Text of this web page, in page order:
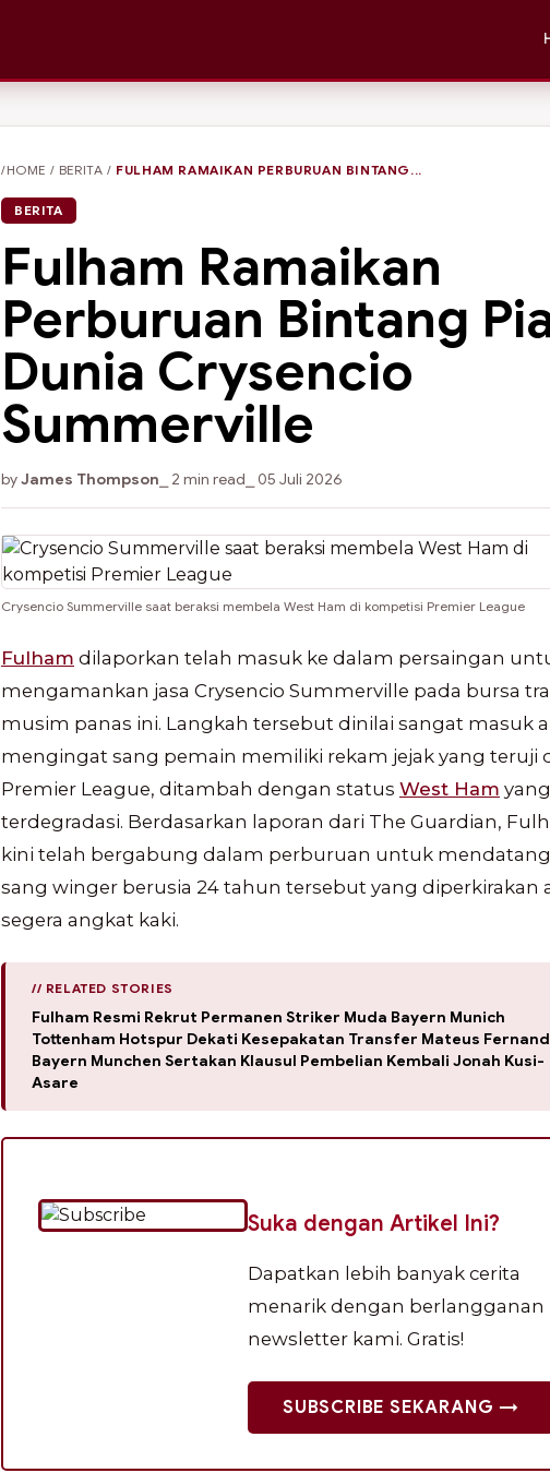
/HOME / BERITA / FULHAM RAMAIKAN PERBURUAN BINTANG...
BERITA
Fulham Ramaikan
Perburuan Bintang
Dunia Crysencio
Summerville
byJames Thompson ⎯ 2 min read ⎯ 05 Juli 2026
Crysencio Summerville saat beraksi membela West Ham di kompetisi Premier League
Fulham dilaporkan telah masuk ke dalam persaingan
mengamankan jasa Crysencio Summerville pada bursa
musim panas ini. Langkah tersebut dinilai sangat masuk
mengingat sang pemain memiliki rekam jejak yang teruji
Premier League, ditambah dengan status West Ham
terdegradasi. Berdasarkan laporan dari The Guardian,
kini telah bergabung dalam perburuan untuk
sang winger berusia 24 tahun tersebut yang diperkirakan
segera angkat kaki.
// RELATED STORIES
Fulham Resmi Rekrut Permanen Striker Muda Bayern Munich
Tottenham Hotspur Dekati Kesepakatan Transfer Mateus
Bayern Munchen Sertakan Klausul Pembelian Kembali Jonah Kusi-
Asare
Suka dengan Artikel Ini?
Dapatkan lebih banyak cerita
menarik dengan berlangganan
newsletter kami. Gratis!
SUBSCRIBE SEKARANG →